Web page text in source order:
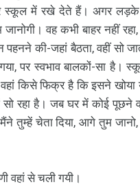
स्कूल में रखे देते हैं। अगर लड़के
वह कभी बाहर नहीं
पहनने की-जहां बैठता, वहीं सो
पर स्वभाव बालकों-सा है।
किसे फिक्र है कि इसने खोया
रहा है। जब घर में कोई पूछने
तुम्हें चेता दिया, आगे तुम जानो,
वहां से चली गयी।